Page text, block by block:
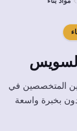
السويس
المتخصصين في
بخبرة واسعة